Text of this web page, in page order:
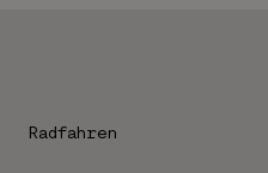
Radfahren